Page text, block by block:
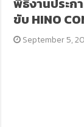
ขับ HINO
September 5,